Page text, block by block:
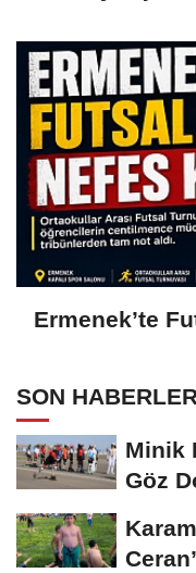
Ermenek’te
SON HABERLER
Minik
Göz